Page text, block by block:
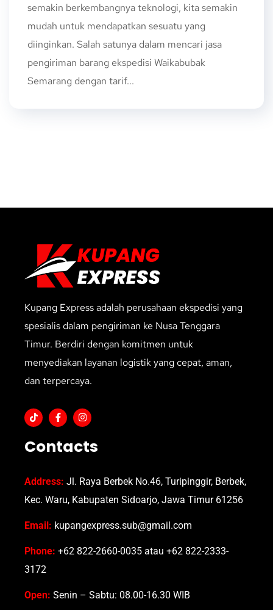
semakin berkembangnya teknologi, kita semakin
mudah untuk mendapatkan sesuatu yang
diinginkan. Salah satunya dalam mencari jasa
pengiriman barang ekspedisi Waikabubak
Semarang dengan tarif...
Kupang Express adalah perusahaan ekspedisi yang
spesialis dalam pengiriman ke Nusa Tenggara
Timur. Berdiri dengan komitmen untuk
menyediakan layanan logistik yang cepat, aman,
dan terpercaya.
Contacts
Address: Jl. Raya Berbek No.46, Turipinggir, Berbek,
Kec. Waru, Kabupaten Sidoarjo, Jawa Timur 61256
Email: kupangexpress.sub@gmail.com
Phone: +62 822-2660-0035 atau +62 822-2333-
3172
Open: Senin – Sabtu: 08.00-16.30 WIB